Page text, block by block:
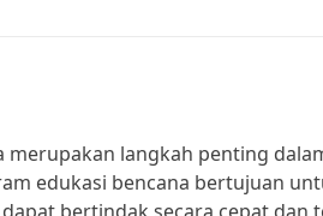
merupakan langkah penting
edukasi bencana bertujuan